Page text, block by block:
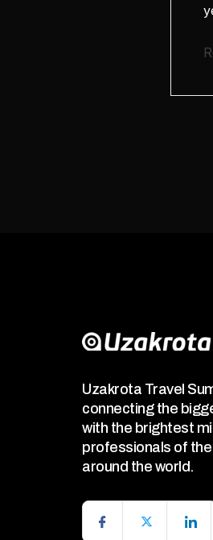
Uzakrota Travel
connecting the
with the brightest
professionals of
around the world.